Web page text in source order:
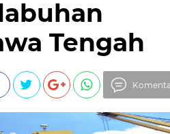
Tengah